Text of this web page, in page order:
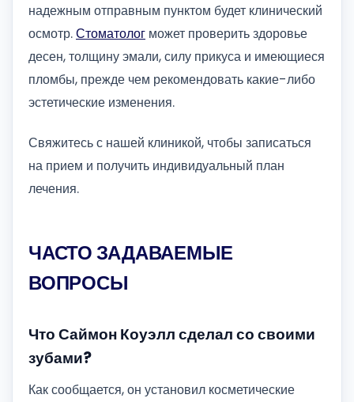
надежным отправным пунктом будет клинический
осмотр.Стоматолог может проверить здоровье
десен, толщину эмали, силу прикуса и имеющиеся
пломбы, прежде чем рекомендовать какие-либо
эстетические изменения.
Свяжитесь с нашей клиникой, чтобы записаться
на прием и получить индивидуальный план
лечения.
ЧАСТО ЗАДАВАЕМЫЕ
ВОПРОСЫ
Что Саймон Коуэлл сделал со своими
зубами?
Как сообщается, он установил косметические